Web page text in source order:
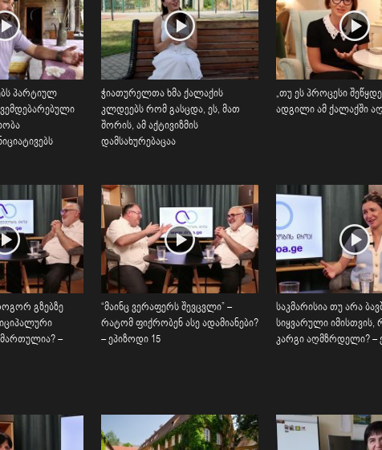
პარტიულ
ჭიათურელთა ხმა ქალაქის
კლდეებს რომ გასცდა, ეს, მათ
შორის, ამ აქტივიზმის
დამსახურებაცაა
„თუ ეს პროცესი
ადგილი ამ ქალაქში
გზებზე
–
“მაინც ვერაფერს შევცვლი” –
რატომ ფიქრობენ ასე ადამიანები?
– ეპიზოდი 15
საკმარისია თუ არა
სიყვარული იმისთვის,
კარგი აღმზრდელი? –